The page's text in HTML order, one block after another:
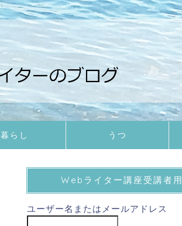
暮らし うつ
Webライター講座受講者用
ユーザー名またはメールアドレス